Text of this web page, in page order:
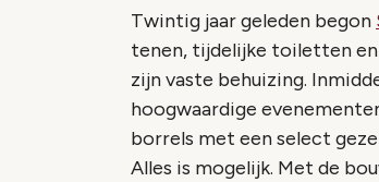
Twintig jaar geleden begon
tenen, tijdelijke toiletten en
zijn vaste behuizing.
hoogwaardige
borrels met een select
Alles is mogelijk. Met de